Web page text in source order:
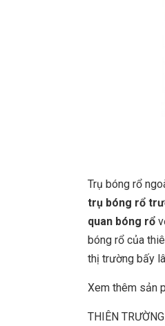
Trụ bóng rổ
trụ bóng rổ
quan bóng rổ
bóng rổ của
thị trường bấy
Xem thêm sản
THIÊN